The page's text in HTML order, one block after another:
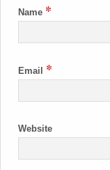
Name *
Email *
Website